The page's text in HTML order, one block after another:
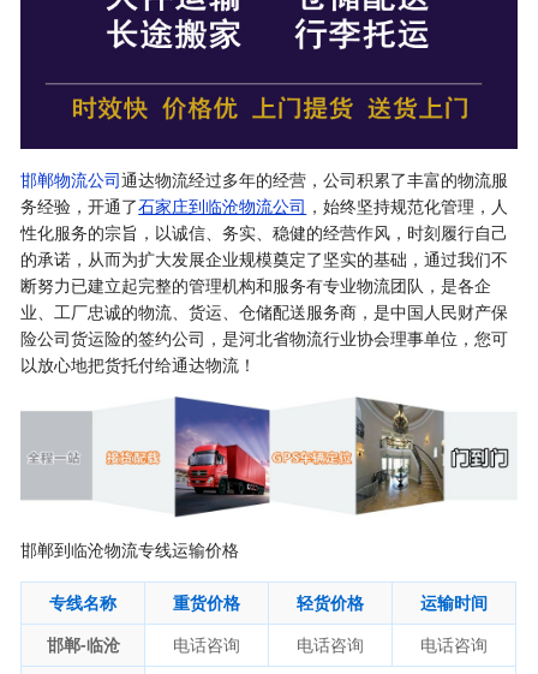
邯郸物流公司通达物流经过多年的经营，公司积累了丰富的物流服
务经验，开通了石家庄到临沧物流公司 ，始终坚持规范化管理，人
性化服务的宗旨，以诚信、务实、稳健的经营作风，时刻履行自己
的承诺，从而为扩大发展企业规模奠定了坚实的基础，通过我们不
断努力已建立起完整的管理机构和服务有专业物流团队，是各企
业、工厂忠诚的物流、货运、仓储配送服务商，是中国人民财产保
险公司货运险的签约公司，是河北省物流行业协会理事单位，您可
以放心地把货托付给通达物流！
邯郸到临沧物流专线运输价格
专线名称 重货价格 轻货价格
运输时间
邯郸-临沧
电话咨询 电话咨询
电话咨询